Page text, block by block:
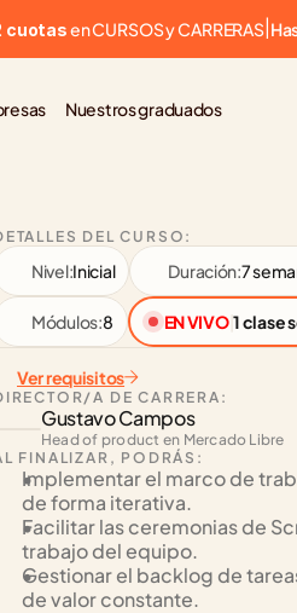
cuotas en CURSOS y CARRERAS
Nuestros graduados
DEL CURSO:
Nivel:Inicial Duración:7
Módulos:8 EN VIVO|1 clase
Ver requisitos
A DE CARRERA:
Gustavo Campos
Head of product en Mercado Libre
FINALIZAR, PODRÁS:
Implementar el marco de
de forma iterativa.
Facilitar las ceremonias de
trabajo del equipo.
Gestionar el backlog de
de valor constante.